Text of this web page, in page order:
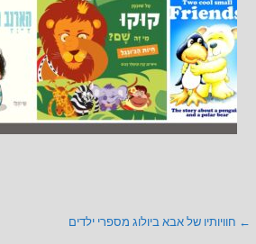
ניווט
← חוויותיו של אבא ביולוג מספרי ילדים